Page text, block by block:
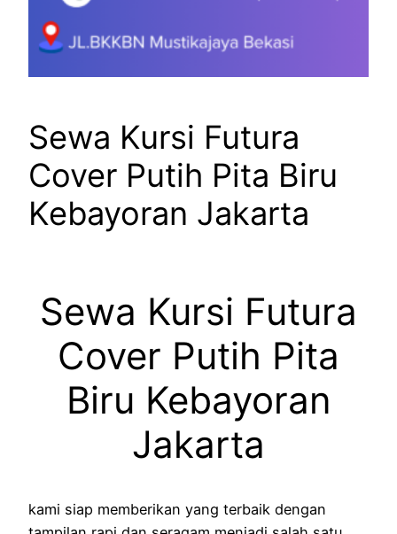
Sewa Kursi Futura
Cover Putih Pita Biru
Kebayoran Jakarta
Sewa Kursi Futura
Cover Putih Pita
Biru Kebayoran
Jakarta
kami siap memberikan yang terbaik dengan